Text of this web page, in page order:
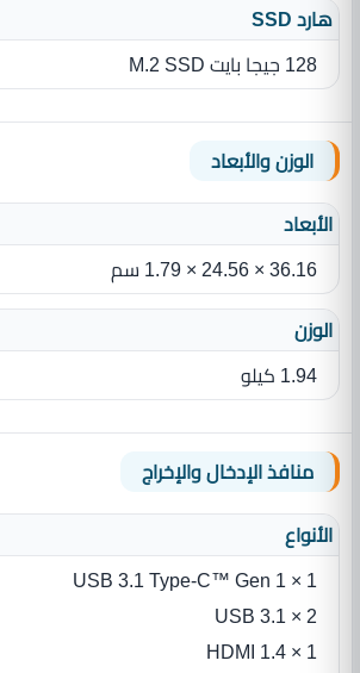
هارد SSD
128 جيجا بايت M.2 SSD
الوزن والأبعاد
الأبعاد
36.16 × 24.56 × 1.79 سم
الوزن
1.94 كيلو
منافذ الإدخال والإخراج
الأنواع
1 × USB 3.1 Type-C™ Gen 1
2 × USB 3.1
1 × HDMI 1.4